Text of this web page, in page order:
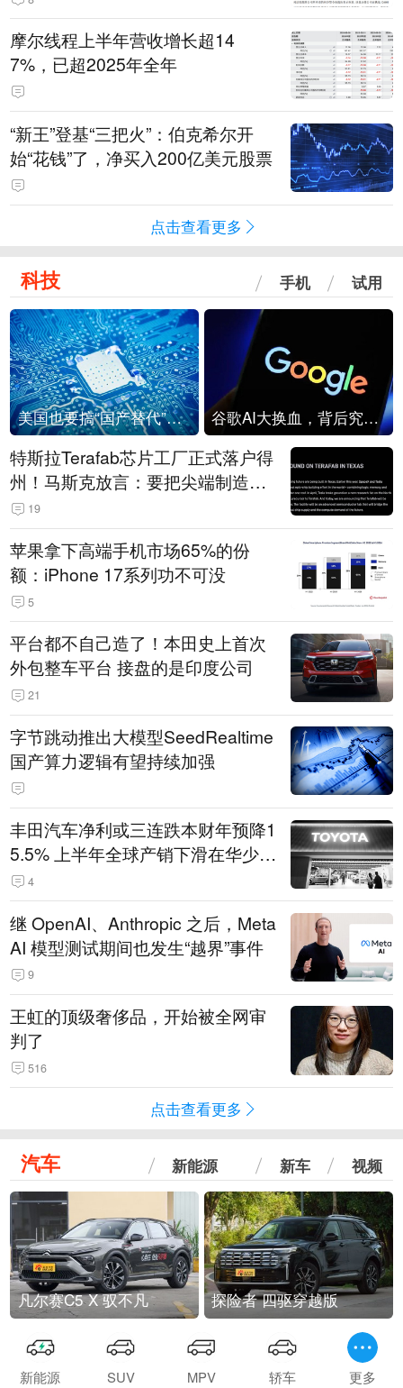
摩尔线程上半年营收增长超14
7%，已超2025年全年
“新王”登基“三把火”：伯克希尔开
始“花钱”了，净买入200亿美元股票
点击查看更多
科技 手机 试用
美国也要搞“国产替代”？先算清三笔账 谷歌AI大换血，背后究竟发生了什么？
特斯拉Terafab芯片工厂正式落户得
州！马斯克放言：要把尖端制造带
回美国
19
苹果拿下高端手机市场65%的份
额：iPhone 17系列功不可没
5
平台都不自己造了！本田史上首次
外包整车平台 接盘的是印度公司
21
字节跳动推出大模型SeedRealtime
国产算力逻辑有望持续加强
丰田汽车净利或三连跌本财年预降1
5.5% 上半年全球产销下滑在华少卖
14.3万辆
4
继 OpenAI、Anthropic 之后，Meta
AI 模型测试期间也发生“越界”事件
9
王虹的顶级奢侈品，开始被全网审
判了
516
点击查看更多
汽车 新能源 新车 视频
凡尔赛C5 X 驭不凡 探险者 四驱穿越版
新能源 SUV MPV 轿车 更多